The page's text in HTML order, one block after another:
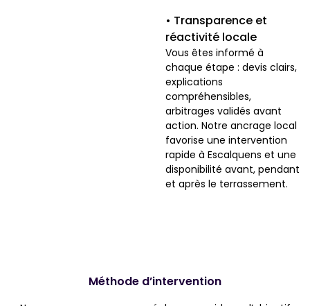
• Transparence et
réactivité locale
Vous êtes informé à
chaque étape : devis clairs,
explications
compréhensibles,
arbitrages validés avant
action. Notre ancrage local
favorise une intervention
rapide à Escalquens et une
disponibilité avant, pendant
et après le terrassement.
Méthode d’intervention